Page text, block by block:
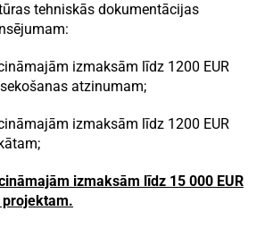
tehniskās dokumentācijas
izmaksām līdz 1200 EUR
atzinumam;
izmaksām līdz 1200 EUR
izmaksām līdz 15 000 EUR